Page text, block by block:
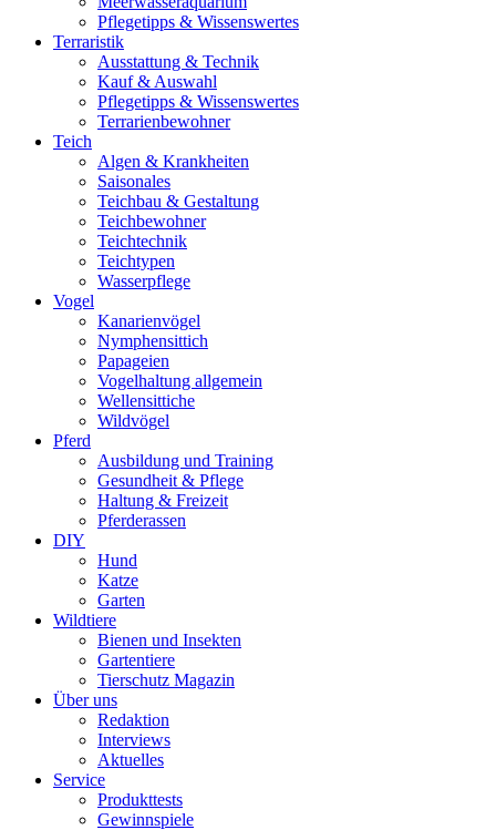
Pflegetipps & Wissenswertes
Terraristik
Ausstattung & Technik
Kauf & Auswahl
Pflegetipps & Wissenswertes
Terrarienbewohner
Teich
Algen & Krankheiten
Saisonales
Teichbau & Gestaltung
Teichbewohner
Teichtechnik
Teichtypen
Wasserpflege
Vogel
Kanarienvögel
Nymphensittich
Papageien
Vogelhaltung allgemein
Wellensittiche
Wildvögel
Pferd
Ausbildung und Training
Gesundheit & Pflege
Haltung & Freizeit
Pferderassen
DIY
Hund
Katze
Garten
Wildtiere
Bienen und Insekten
Gartentiere
Tierschutz Magazin
Über uns
Redaktion
Interviews
Aktuelles
Service
Produkttests
Gewinnspiele